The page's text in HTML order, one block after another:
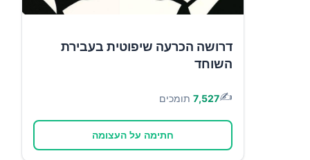
דרושה הכרעה שיפוטית בעבירת
השוחד
✍️
7,527 תומכים
חתימה על העצומה